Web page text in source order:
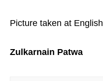
Picture taken at
Zulkarnain Patwa